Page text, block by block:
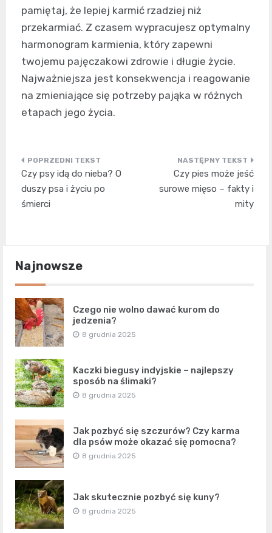
pamiętaj, że lepiej karmić rzadziej niż
przekarmiać. Z czasem wypracujesz optymalny
harmonogram karmienia, który zapewni
twojemu pajęczakowi zdrowie i długie życie.
Najważniejsza jest konsekwencja i reagowanie
na zmieniające się potrzeby pająka w różnych
etapach jego życia.
Nawigacja
wpisu
Czy psy idą do nieba? O
duszy psa i życiu po
śmierci
Czy pies może jeść
surowe mięso – fakty i
mity
Najnowsze
Czego nie wolno dawać kurom do
jedzenia?
8 grudnia 2025
Kaczki biegusy indyjskie – najlepszy
sposób na ślimaki?
8 grudnia 2025
Jak pozbyć się szczurów? Czy karma
dla psów może okazać się pomocna?
8 grudnia 2025
Jak skutecznie pozbyć się kuny?
8 grudnia 2025